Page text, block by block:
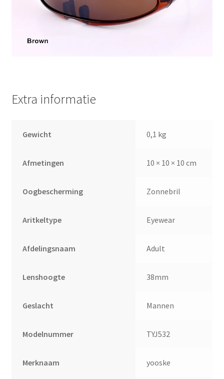
Extra informatie
Gewicht 0,1 kg
Afmetingen 10 × 10 × 10 cm
Oogbescherming Zonnebril
Aritkeltype Eyewear
Afdelingsnaam Adult
Lenshoogte 38mm
Geslacht Mannen
Modelnummer TYJ532
Merknaam yooske